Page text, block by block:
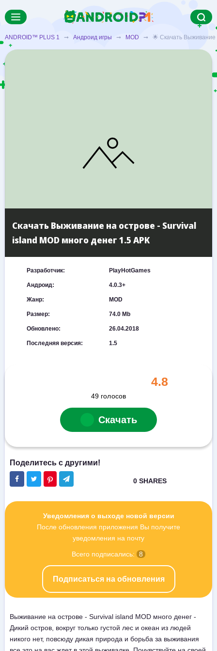
ANDROID™ PLUS 1 ➞ Андроид игры ➞ MOD ➞ 🌟 Скачать Выживание
Скачать Выживание на острове - Survival
island MOD много денег 1.5 APK
Разработчик: PlayHotGames
Андроид: 4.0.3+
Жанр: MOD
Размер: 74.0 Mb
Обновлено: 26.04.2018
Последняя версия: 1.5
4.8
49 голосов
Скачать
Уведомления о выходе новой версии
После обновления приложения Вы получите
уведомления на почту
Подписаться на обновления
Всего подписались: 8
Выживание на острове - Survival island MOD много денег -
Дикий остров, вокруг только густой лес и океан из людей
никого нет, повсюду дикая природа и борьба за выживания